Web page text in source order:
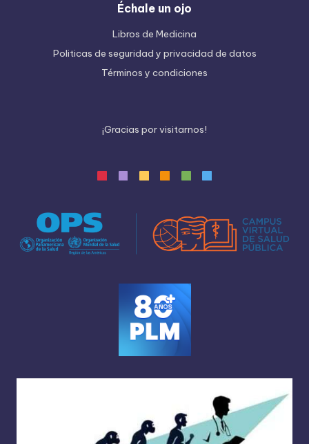
Échale un ojo
Libros de Medicina
Politicas de seguridad y privacidad de datos
Términos y condiciones
¡Gracias porvisitarnos!